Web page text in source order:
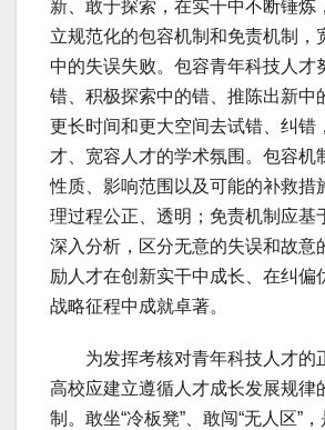
新、敢于探索，在实干中不断锤炼
立规范化的包容机制和免责机制，
中的失误失败。包容青年科技人才
错、积极探索中的错、推陈出新中
更长时间和更大空间去试错、纠错
才、宽容人才的学术氛围。包容机
性质、影响范围以及可能的补救措
理过程公正、透明；免责机制应基
深入分析，区分无意的失误和故意
励人才在创新实干中成长、在纠偏
战略征程中成就卓著。
为发挥考核对青年科技人才的
高校应建立遵循人才成长发展规律
制。敢坐“冷板凳”、敢闯“无人区”